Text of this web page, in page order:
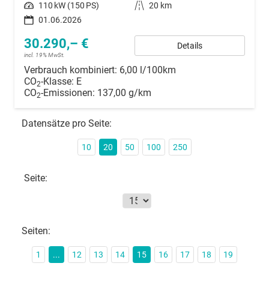
Leistung 110 kW (150 PS) Kilometerstand 20 km
01.06.2026
30.290,– €
incl. 19% MwSt.
Details
Verbrauch kombiniert: 6,00 l/100km
CO2-Klasse: E
CO2-Emissionen: 137,00 g/km
Datensätze pro Seite:
10 20 50 100 250
Seite:
Seiten:
1 ... 12 13 14 15 16 17 18 19